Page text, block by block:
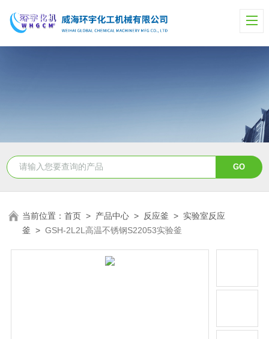
当前位置：首页 > 产品中心 > 反应釜 > 实验室反应
釜 >GSH-2L2L高温不锈钢S22053实验釜